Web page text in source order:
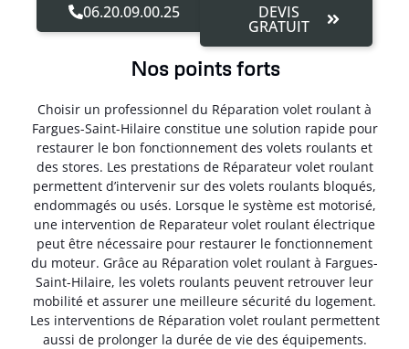
06.20.09.00.25 DEVIS
GRATUIT
Nos points forts
Choisir un professionnel du Réparation volet roulant à
Fargues-Saint-Hilaire constitue une solution rapide pour
restaurer le bon fonctionnement des volets roulants et
des stores. Les prestations de Réparateur volet roulant
permettent d’intervenir sur des volets roulants bloqués,
endommagés ou usés. Lorsque le système est motorisé,
une intervention de Reparateur volet roulant électrique
peut être nécessaire pour restaurer le fonctionnement
du moteur. Grâce au Réparation volet roulant à Fargues-
Saint-Hilaire, les volets roulants peuvent retrouver leur
mobilité et assurer une meilleure sécurité du logement.
Les interventions de Réparation volet roulant permettent
aussi de prolonger la durée de vie des équipements.